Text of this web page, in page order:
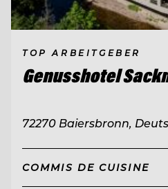
TOP ARBEITGEBER
Genusshotel
72270 Baiersbronn,
COMMIS DE CUISINE